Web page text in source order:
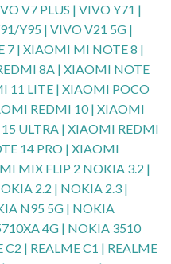
V7 PLUS | VIVO Y71 |
Y95 | VIVO V21 5G |
7 | XIAOMI MI NOTE 8 |
8A | XIAOMI NOTE
11 LITE | XIAOMI POCO
REDMI 10 | XIAOMI
ULTRA | XIAOMI REDMI
14 PRO | XIAOMI
MIX FLIP 2 NOKIA 3.2 |
2.2 | NOKIA 2.3 |
N95 5G | NOKIA
4G | NOKIA 3510
| REALME C1 | REALME